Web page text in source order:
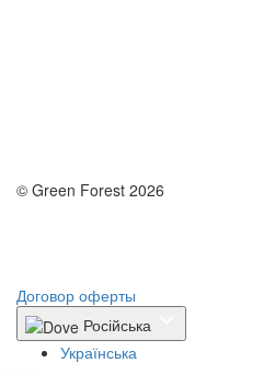
© Green Forest 2026
Договор оферты
Російська
Українська